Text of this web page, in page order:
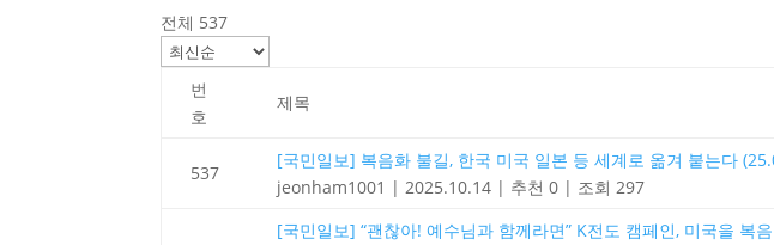
전체 537
번
호
제목
537
[국민일보] 복음화 불길, 한국 미국 일본 등 세계로 옮겨 붙는다
jeonham1001 | 2025.10.14 | 추천 0 | 조회 297
[국민일보] “괜찮아! 예수님과 함께라면” K전도 캠페인, 미국을 복